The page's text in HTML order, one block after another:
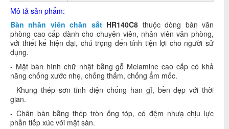
Mô tả sản phẩm:
Bàn nhân viên chân sắtHR140C8 thuộc dòng bàn văn
phòng cao cấp dành cho chuyên viên, nhân viên văn phòng,
với thiết kế hiện đại, chú trọng đến tính tiện lợi cho người sử
dụng.
- Mặt bàn hình chữ nhật bằng gỗ Melamine cao cấp có khả
năng chống xước nhẹ, chống thấm, chống ẩm mốc.
- Khung thép sơn tĩnh điện chống han gỉ, bền đẹp với thời
gian.
- Chân bàn bằng thép tròn ống tóp, có đệm nhưạ chịu lực
phần tiếp xúc với mặt sàn.